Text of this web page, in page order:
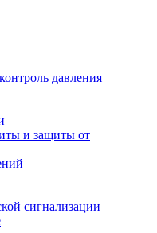
давления
и защиты от
сигнализации